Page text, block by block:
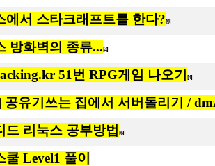
에서 스타크래프트를 한다? [9]
방화벽의 종류... [4]
51번 RPG게임 나오기 [4]
공유기쓰는 집에서 서버돌리기 /
드 리눅스 공부방법 [6]
쿨 Level1 풀이